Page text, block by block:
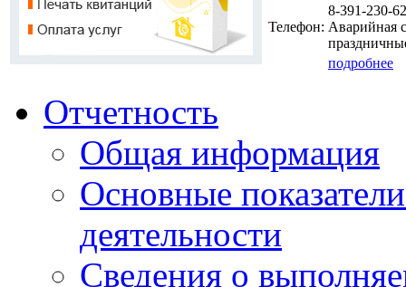
Телефон:
8-391-230-
Аварийная
подробнее
Отчетность
Общая информация
Основные
деятельности
Сведения о